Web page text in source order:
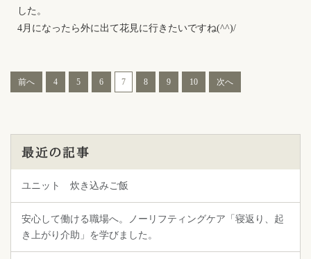
した。
4月になったら外に出て花見に行きたいですね(^^)/
前へ 4 5 6 7 8 9 10 次へ
最近の記事
ユニット 炊き込みご飯
安心して働ける職場へ。ノーリフティングケア「寝返り、起
き上がり介助」を学びました。